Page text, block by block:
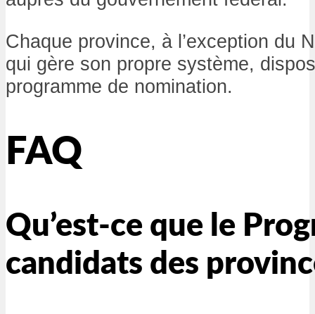
Chaque province, à l’exception du
qui gère son propre système,
programme de nomination.
FAQ
Qu’est-ce que le
candidats des